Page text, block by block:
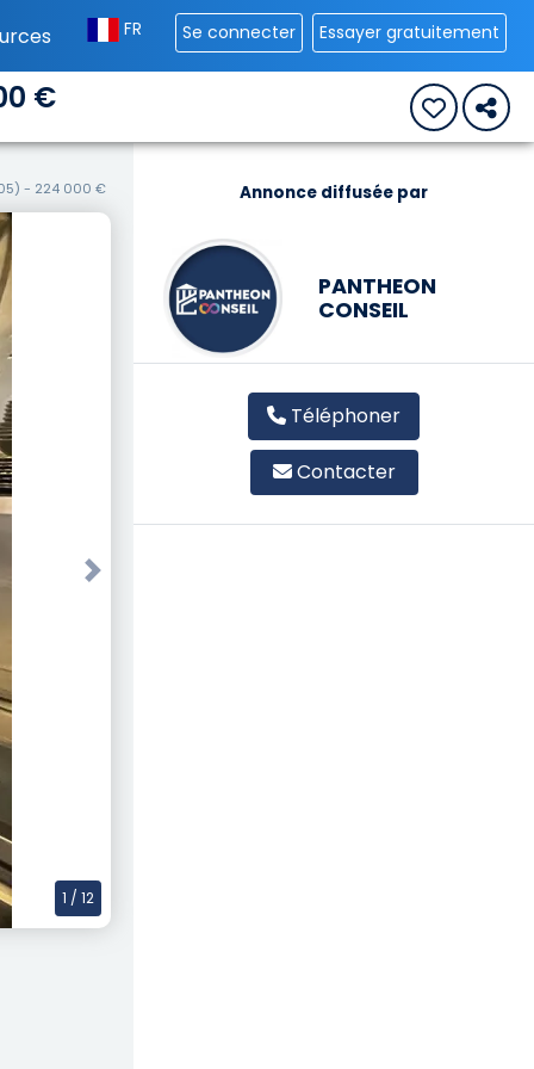
FR Se connecter Essayer gratuitement
€
- 224 000 €
Next
1 / 12
Annonce diffusée par
PANTHEON
CONSEIL
Téléphoner
Contacter